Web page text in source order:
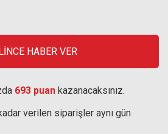
HABER VER
693 puan kazanacaksınız.
verilen siparişler aynı gün